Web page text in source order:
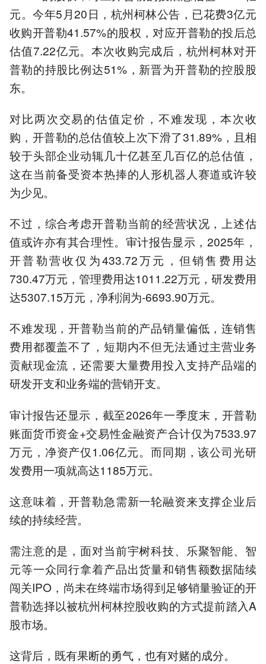
元。今年5月20日，杭州柯林公告，已花费3亿元
收购开普勒41.57%的股权，对应开普勒的投后总
估值7.22亿元。本次收购完成后，杭州柯林对开
普勒的持股比例达51%，新晋为开普勒的控股股
东。
对比两次交易的估值定价，不难发现，本次收
购，开普勒的总估值较上次下滑了31.89%，且相
较于头部企业动辄几十亿甚至几百亿的总估值，
这在当前备受资本热捧的人形机器人赛道或许较
为少见。
不过，综合考虑开普勒当前的经营状况，上述估
值或许亦有其合理性。审计报告显示，2025年，
开普勒营收仅为433.72万元，但销售费用达
730.47万元，管理费用达1011.22万元，研发费用
达5307.15万元，净利润为-6693.90万元。
不难发现，开普勒当前的产品销量偏低，连销售
费用都覆盖不了，短期内不但无法通过主营业务
贡献现金流，还需要大量费用投入支持产品端的
研发开支和业务端的营销开支。
审计报告还显示，截至2026年一季度末，开普勒
账面货币资金+交易性金融资产合计仅为7533.97
万元，净资产仅1.06亿元。而同期，该公司光研
发费用一项就高达1185万元。
这意味着，开普勒急需新一轮融资来支撑企业后
续的持续经营。
需注意的是，面对当前宇树科技、乐聚智能、智
元等一众同行拿着产品出货量和销售额数据陆续
闯关IPO，尚未在终端市场得到足够销量验证的开
普勒选择以被杭州柯林控股收购的方式提前踏入A
股市场。
这背后，既有果断的勇气，也有对赌的成分。